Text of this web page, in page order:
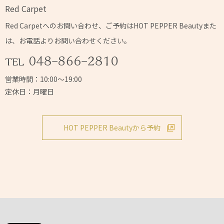
Red Carpet
Red Carpetへの お問い合わせ、ご予約はHOT PEPPER Beautyまた
は、 お電話よりお問い合わせください。
営業時間：10:00～19:00
定休日：月曜日
HOT PEPPER Beautyから予約